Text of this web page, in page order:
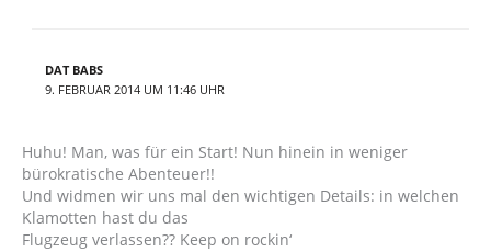
DAT BABS
9. FEBRUAR 2014 UM 11:46 UHR
Huhu! Man, was für ein Start! Nun hinein in weniger
bürokratische Abenteuer!!
Und widmen wir uns mal den wichtigen Details: in welchen
Klamotten hast du das
Flugzeug verlassen?? Keep on rockin‘